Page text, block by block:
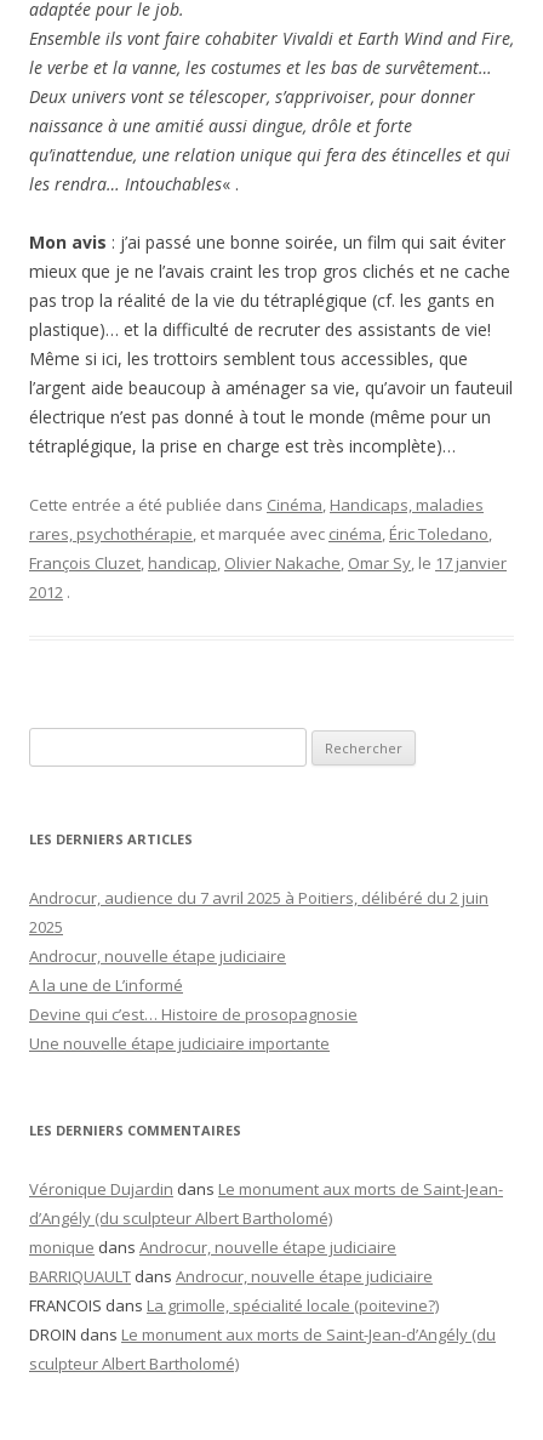
adaptée pour le job.
Ensemble ils vont faire cohabiter Vivaldi et Earth Wind and Fire,
le verbe et la vanne, les costumes et les bas de survêtement…
Deux univers vont se télescoper, s’apprivoiser, pour donner
naissance à une amitié aussi dingue, drôle et forte
qu’inattendue, une relation unique qui fera des étincelles et qui
les rendra… Intouchables« .
Mon avis : j’ai passé une bonne soirée, un film qui sait éviter
mieux que je ne l’avais craint les trop gros clichés et ne cache
pas trop la réalité de la vie du tétraplégique (cf. les gants en
plastique)… et la difficulté de recruter des assistants de vie!
Même si ici, les trottoirs semblent tous accessibles, que
l’argent aide beaucoup à aménager sa vie, qu’avoir un fauteuil
électrique n’est pas donné à tout le monde (même pour un
tétraplégique, la prise en charge est très incomplète)…
Cette entrée a été publiée dans Cinéma, Handicaps, maladies
rares, psychothérapie, et marquée avec cinéma, Éric Toledano,
François Cluzet, handicap, Olivier Nakache, Omar Sy, le 17 janvier
2012 .
LES DERNIERS ARTICLES
Androcur, audience du 7 avril 2025 à Poitiers, délibéré du 2 juin
2025
Androcur, nouvelle étape judiciaire
A la une de L’informé
Devine qui c’est… Histoire de prosopagnosie
Une nouvelle étape judiciaire importante
LES DERNIERS COMMENTAIRES
Véronique Dujardin dans Le monument aux morts de Saint-Jean-
d’Angély (du sculpteur Albert Bartholomé)
monique dans Androcur, nouvelle étape judiciaire
BARRIQUAULT dans Androcur, nouvelle étape judiciaire
FRANCOIS dans La grimolle, spécialité locale (poitevine?)
DROIN dans Le monument aux morts de Saint-Jean-d’Angély (du
sculpteur Albert Bartholomé)